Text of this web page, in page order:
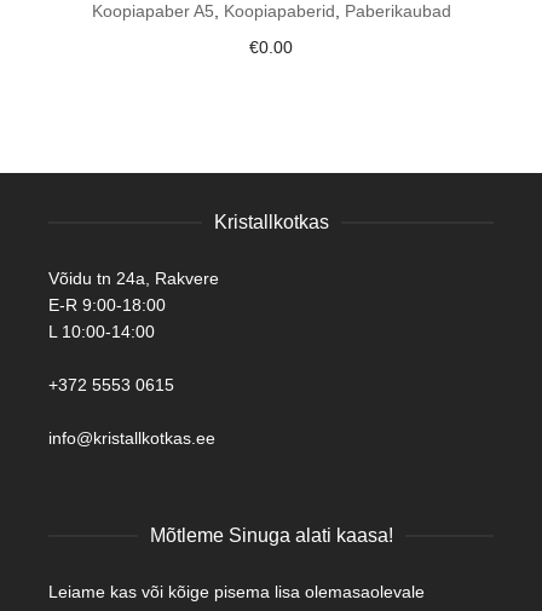
Koopiapaber A5, Koopiapaberid, Paberikaubad
€0.00
Kristallkotkas
Võidu tn 24a, Rakvere
E-R 9:00-18:00
L 10:00-14:00
+372 5553 0615
info@kristallkotkas.ee
Mõtleme Sinuga alati kaasa!
Leiame kas või kõige pisema lisa olemasaolevale